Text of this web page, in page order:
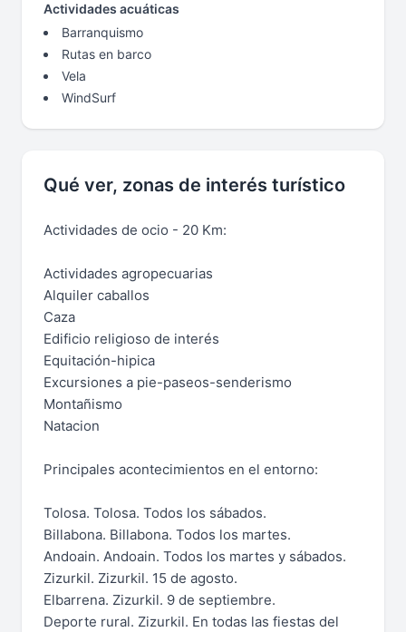
Actividades acuáticas
Barranquismo
Rutas en barco
Vela
WindSurf
Qué ver, zonas de interés turístico
Actividades de ocio - 20 Km:
Actividades agropecuarias
Alquiler caballos
Caza
Edificio religioso de interés
Equitación-hipica
Excursiones a pie-paseos-senderismo
Montañismo
Natacion
Principales acontecimientos en el entorno:
Tolosa. Tolosa. Todos los sábados.
Billabona. Billabona. Todos los martes.
Andoain. Andoain. Todos los martes y sábados.
Zizurkil. Zizurkil. 15 de agosto.
Elbarrena. Zizurkil. 9 de septiembre.
Deporte rural. Zizurkil. En todas las fiestas del